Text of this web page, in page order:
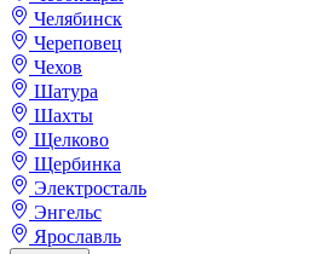
Челябинск
Череповец
Чехов
Шатура
Шахты
Щелково
Щербинка
Электросталь
Энгельс
Ярославль